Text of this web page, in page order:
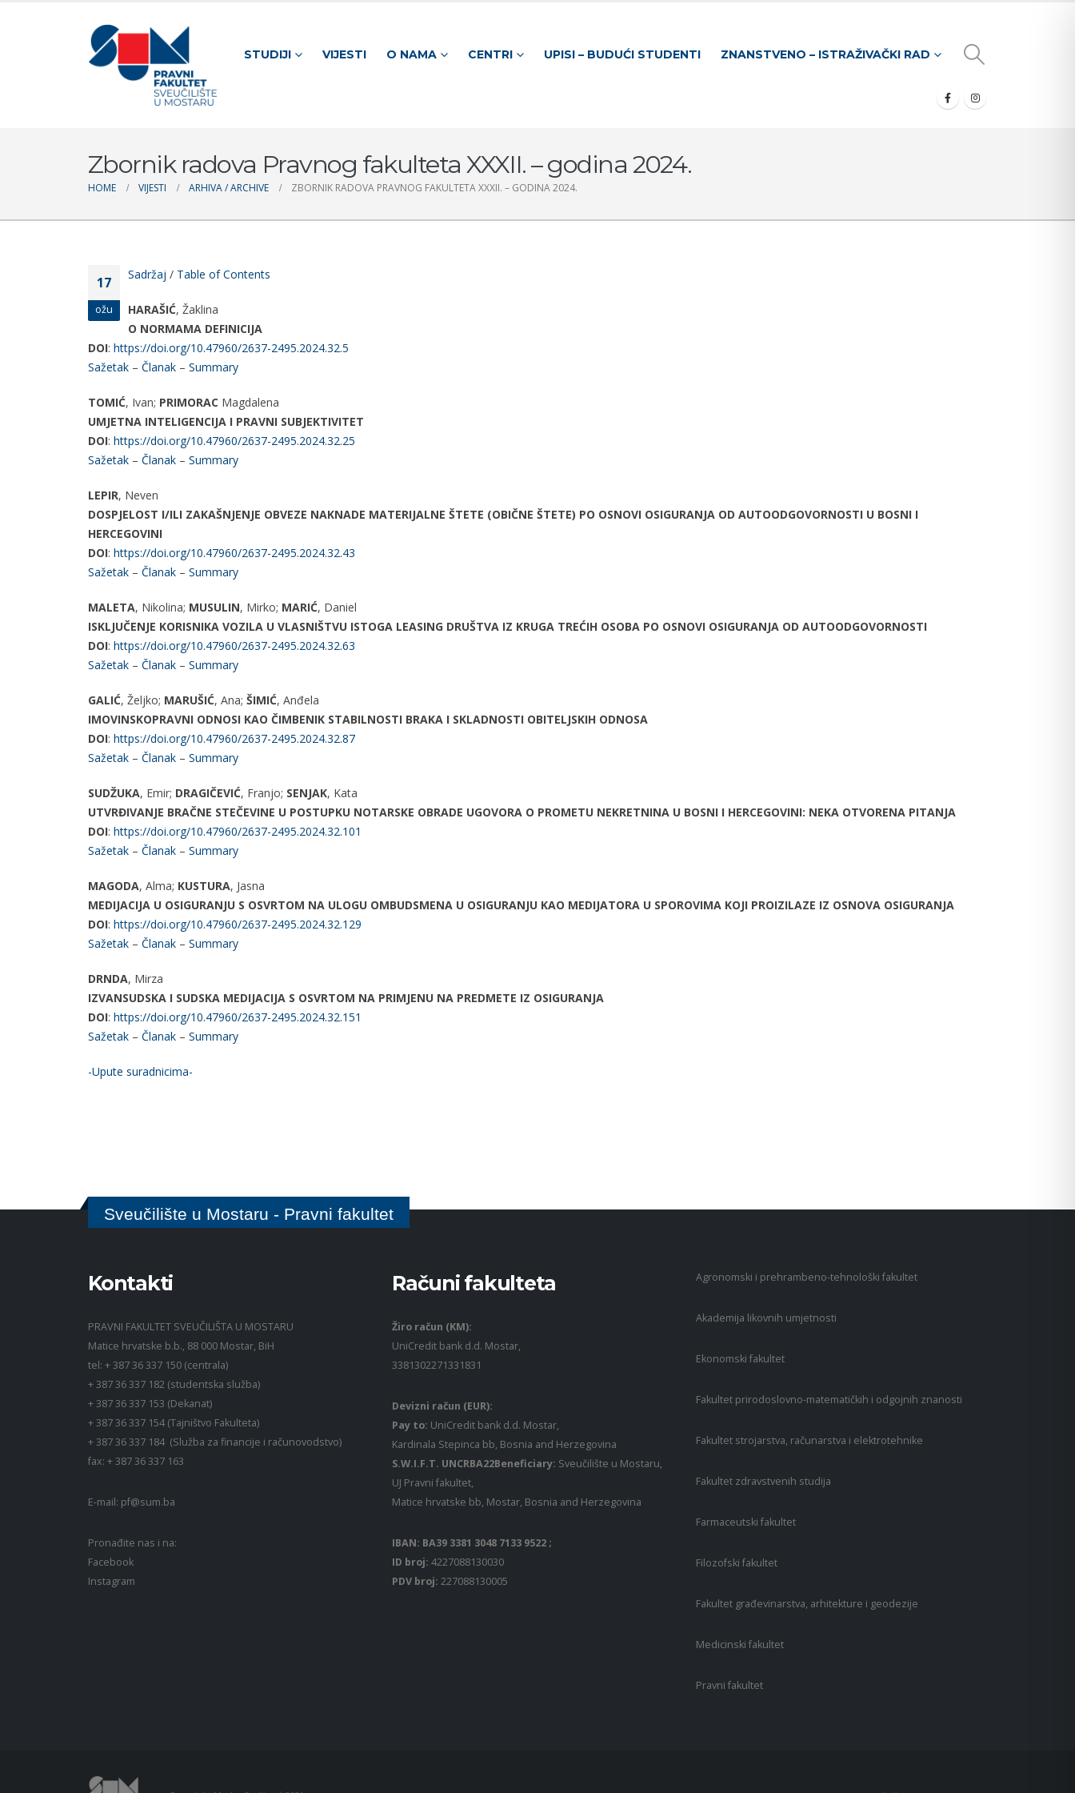
STUDIJI VIJESTI O NAMA CENTRI UPISI – BUDUĆI STUDENTI ZNANSTVENO – ISTRAŽIVAČKI RAD
Zbornik radova Pravnog fakulteta XXXII. – godina 2024.
HOME VIJESTI ARHIVA / ARCHIVE ZBORNIK RADOVA PRAVNOG FAKULTETA XXXII. – GODINA 2024.
17
ožu
Sadržaj / Table of Contents
HARAŠIĆ, Žaklina
O NORMAMA DEFINICIJA
DOI: https://doi.org/10.47960/2637-2495.2024.32.5
Sažetak – Članak – Summary
TOMIĆ, Ivan; PRIMORAC Magdalena
UMJETNA INTELIGENCIJA I PRAVNI SUBJEKTIVITET
DOI: https://doi.org/10.47960/2637-2495.2024.32.25
Sažetak – Članak – Summary
LEPIR, Neven
DOSPJELOST I/ILI ZAKAŠNJENJE OBVEZE NAKNADE MATERIJALNE ŠTETE (OBIČNE ŠTETE) PO OSNOVI OSIGURANJA OD AUTOODGOVORNOSTI U BOSNI I
HERCEGOVINI
DOI: https://doi.org/10.47960/2637-2495.2024.32.43
Sažetak – Članak – Summary
MALETA, Nikolina; MUSULIN, Mirko; MARIĆ, Daniel
ISKLJUČENJE KORISNIKA VOZILA U VLASNIŠTVU ISTOGA LEASING DRUŠTVA IZ KRUGA TREĆIH OSOBA PO OSNOVI OSIGURANJA OD AUTOODGOVORNOSTI
DOI: https://doi.org/10.47960/2637-2495.2024.32.63
Sažetak – Članak – Summary
GALIĆ, Željko; MARUŠIĆ, Ana; ŠIMIĆ, Anđela
IMOVINSKOPRAVNI ODNOSI KAO ČIMBENIK STABILNOSTI BRAKA I SKLADNOSTI OBITELJSKIH ODNOSA
DOI: https://doi.org/10.47960/2637-2495.2024.32.87
Sažetak – Članak – Summary
SUDŽUKA, Emir; DRAGIČEVIĆ, Franjo; SENJAK, Kata
UTVRĐIVANJE BRAČNE STEČEVINE U POSTUPKU NOTARSKE OBRADE UGOVORA O PROMETU NEKRETNINA U BOSNI I HERCEGOVINI: NEKA OTVORENA PITANJA
DOI: https://doi.org/10.47960/2637-2495.2024.32.101
Sažetak – Članak – Summary
MAGODA, Alma; KUSTURA, Jasna
MEDIJACIJA U OSIGURANJU S OSVRTOM NA ULOGU OMBUDSMENA U OSIGURANJU KAO MEDIJATORA U SPOROVIMA KOJI PROIZILAZE IZ OSNOVA OSIGURANJA
DOI: https://doi.org/10.47960/2637-2495.2024.32.129
Sažetak – Članak – Summary
DRNDA, Mirza
IZVANSUDSKA I SUDSKA MEDIJACIJA S OSVRTOM NA PRIMJENU NA PREDMETE IZ OSIGURANJA
DOI: https://doi.org/10.47960/2637-2495.2024.32.151
Sažetak – Članak – Summary
-Upute suradnicima-
Sveučilište u Mostaru - Pravni fakultet
Kontakti
PRAVNI FAKULTET SVEUČILIŠTA U MOSTARU
Matice hrvatske b.b., 88 000 Mostar, BiH
tel: + 387 36 337 150 (centrala)
+ 387 36 337 182 (studentska služba)
+ 387 36 337 153 (Dekanat)
+ 387 36 337 154 (Tajništvo Fakulteta)
+ 387 36 337 184 (Služba za financije i računovodstvo)
fax: + 387 36 337 163
E-mail: pf@sum.ba
Pronađite nas i na:
Facebook
Instagram
Računi fakulteta
Žiro račun (KM):
UniCredit bank d.d. Mostar,
3381302271331831
Devizni račun (EUR):
Pay to: UniCredit bank d.d. Mostar,
Kardinala Stepinca bb, Bosnia and Herzegovina
S.W.I.F.T. UNCRBA22Beneficiary: Sveučilište u Mostaru,
UJ Pravni fakultet,
Matice hrvatske bb, Mostar, Bosnia and Herzegovina
IBAN: BA39 3381 3048 7133 9522 ;
ID broj: 4227088130030
PDV broj: 227088130005
Agronomski i prehrambeno-tehnološki fakultet
Akademija likovnih umjetnosti
Ekonomski fakultet
Fakultet prirodoslovno-matematičkih i odgojnih znanosti
Fakultet strojarstva, računarstva i elektrotehnike
Fakultet zdravstvenih studija
Farmaceutski fakultet
Filozofski fakultet
Fakultet građevinarstva, arhitekture i geodezije
Medicinski fakultet
Pravni fakultet